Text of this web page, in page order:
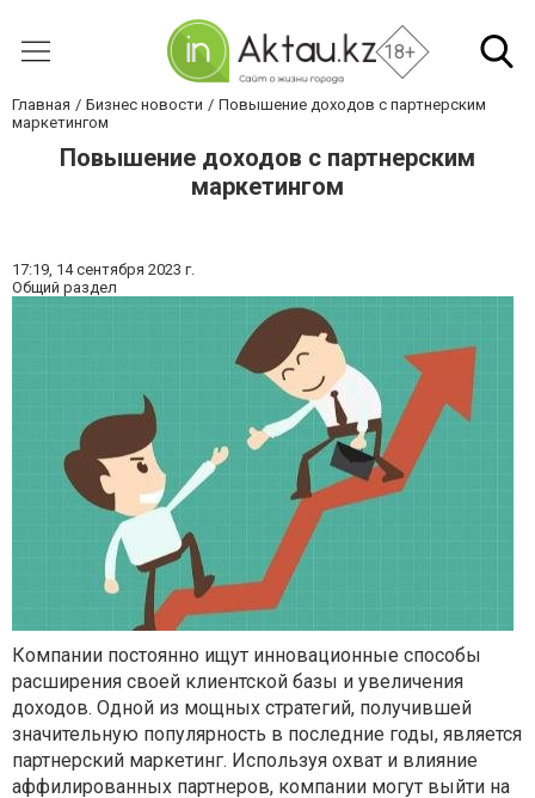
18+
Главная Бизнес новости
Повышение доходов с партнерским
маркетингом
Повышение доходов с партнерским
маркетингом
17:19, 14 сентября 2023 г.
Общий раздел
Компании постоянно ищут инновационные способы
расширения своей клиентской базы и увеличения
доходов. Одной из мощных стратегий, получившей
значительную популярность в последние годы, является
партнерский маркетинг. Используя охват и влияние
аффилированных партнеров, компании могут выйти на